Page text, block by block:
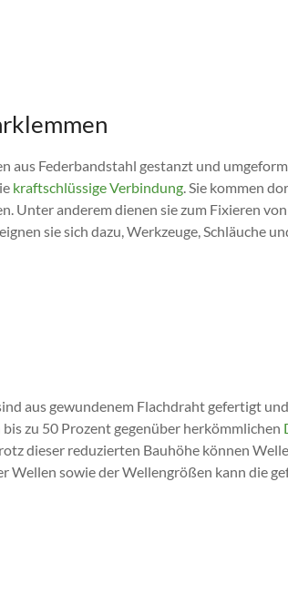
aus Federbandstahl gestanzt und
kraftschlüssige Verbindung. Sie kommen
Unter anderem dienen sie zum Fixieren
sie sich dazu, Werkzeuge, Schläuche
aus gewundenem Flachdraht gefertigt
zu 50 Prozent gegenüber herkömmlichen
dieser reduzierten Bauhöhe können
Wellen sowie der Wellengrößen kann die